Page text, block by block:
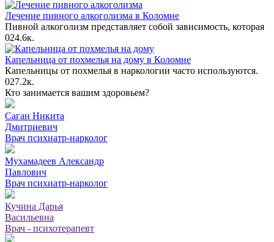
Лечение пивного алкоголизма в Коломне
Пивной алкоголизм представляет собой зависимость, которая
024.6к.
Капельница от похмелья на дому в Коломне
Капельницы от похмелья в наркологии часто используются.
027.2к.
Кто занимается вашим здоровьем?
Саган Никита
Дмитриевич
Врач психиатр-нарколог
Мухамадеев Александр
Павлович
Врач психиатр-нарколог
Кучина Дарья
Васильевна
Врач - психотерапевт